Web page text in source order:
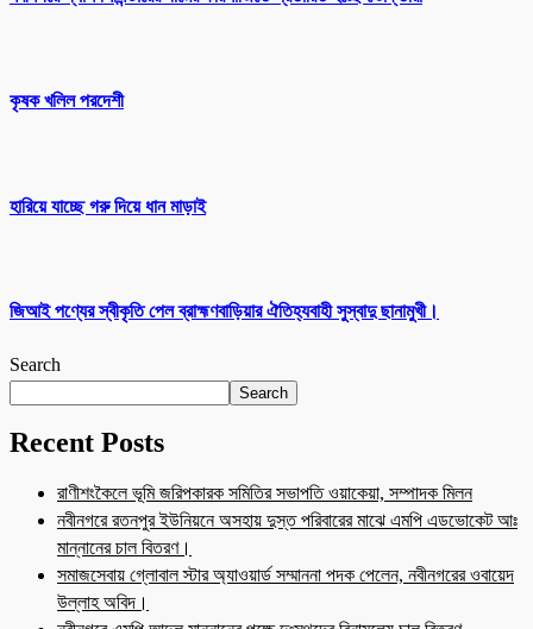
কৃষক খলিল পরদেশী
হারিয়ে যাচ্ছে গরু দিয়ে ধান মাড়াই
জিআই পণ্যের স্বীকৃতি পেল ব্রাহ্মণবাড়িয়ার ঐতিহ্যবাহী সুস্বাদু ছানামুখী।
Search
Search
Recent Posts
রাণীশংকৈলে ভূমি জরিপকারক সমিতির সভাপতি ওয়াকেয়া, সম্পাদক মিলন
নবীনগরে রতনপুর ইউনিয়নে অসহায় দুস্ত পরিবারের মাঝে এমপি এডভোকেট আঃ
মান্নানের চাল বিতরণ।
সমাজসেবায় গ্লোবাল স্টার অ্যাওয়ার্ড সম্মাননা পদক পেলেন, নবীনগরের ওবায়েদ
উল্লাহ অবিদ।